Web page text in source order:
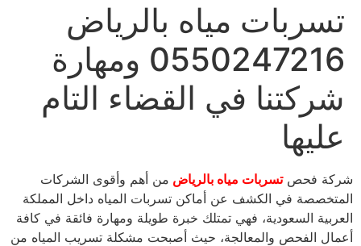
تسربات مياه بالرياض
0550247216 ومهارة
شركتنا في القضاء التام
عليها
شركة فحصتسربات مياه بالرياض من أهم وأقوى الشركات
المتخصصة في الكشف عن أماكن تسربات المياه داخل المملكة
العربية السعودية، فهي تمتلك خبرة طويلة ومهارة فائقة في كافة
أعمال الفحص والمعالجة، حيث أصبحت مشكلة تسريب المياه من